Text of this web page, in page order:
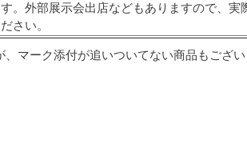
。外部展示会出店などもありますので、
さい。
マーク添付が追いついてない商品もござ